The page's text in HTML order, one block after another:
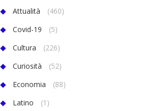
Attualità
(460)
Covid-19
(5)
Cultura
(226)
Curiosità
(52)
Economia
(88)
Latino
(1)